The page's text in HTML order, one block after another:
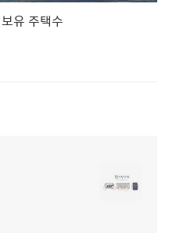
유 주택수